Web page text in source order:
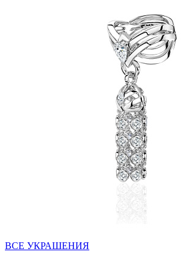
ВСЕ УКРАШЕНИЯ